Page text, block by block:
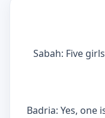
Sabah: Five
Badria: Yes, one